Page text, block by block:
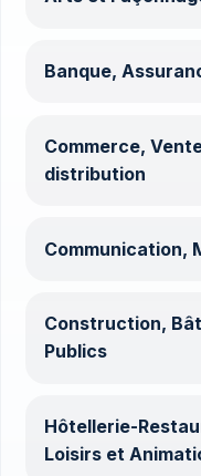
Banque,
Commerce,
distribution
Communication,
Construction,
Publics
Hôtellerie-
Loisirs et